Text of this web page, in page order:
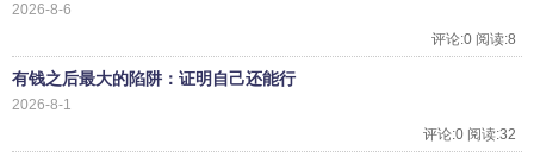
2026-8-6
评论:0 阅读:8
有钱之后最大的陷阱：证明自己还能行
2026-8-1
评论:0 阅读:32